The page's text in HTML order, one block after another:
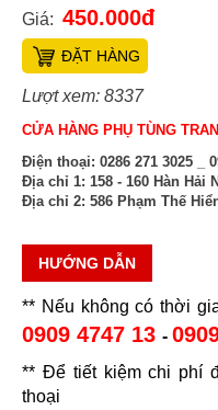
Giá: 450.000đ
ĐẶT HÀNG
Lượt xem: 8337
CỬA HÀNG PHỤ TÙNG
Điện thoại: 0286 271 3025 _
Địa chỉ 1: 158 - 160 Hàn Hải
Địa chỉ 2: 586 Phạm Thế
HƯỚNG DẪN
** Nếu không có thời
0909 4747 13 -
** Để tiết kiệm chi phí
thoại